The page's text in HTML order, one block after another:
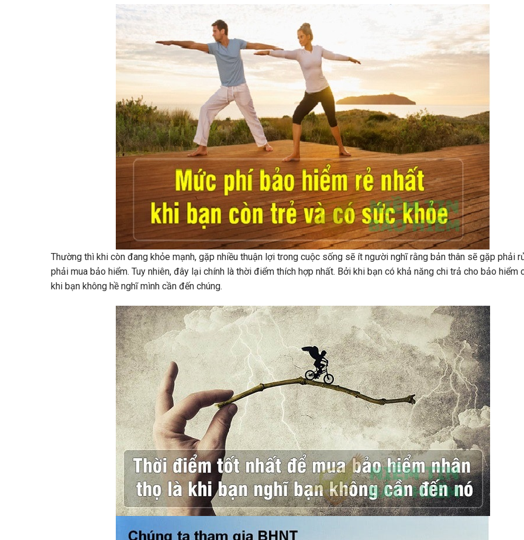
Thường thì khi còn đang khỏe mạnh, gặp nhiều thuận lợi trong cuộc sống sẽ ít người nghĩ rằng bản thân sẽ gặp phải
phải mua bảo hiểm. Tuy nhiên, đây lại chính là thời điểm thích hợp nhất. Bởi khi bạn có khả năng chi trả cho bảo hiểm
khi bạn không hề nghĩ mình cần đến chúng.